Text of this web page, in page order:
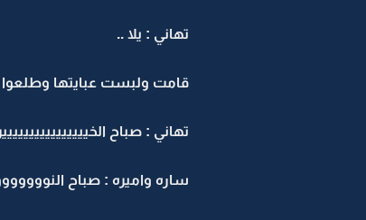
تهاني : يلا ..
قامت ولبست عبايتها وطلعوا
تهاني : صباح
ساره واميره : صباح